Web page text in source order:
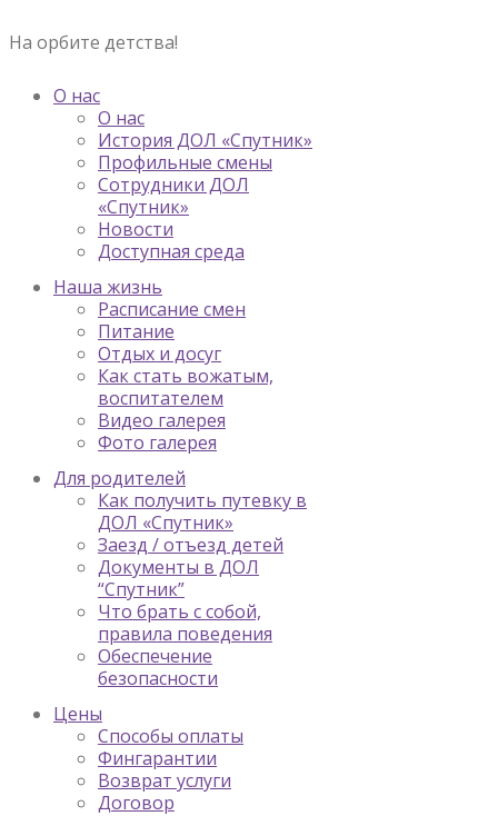
На орбите детства!
О нас
О нас
История ДОЛ «Спутник»
Профильные смены
Сотрудники ДОЛ
«Спутник»
Новости
Доступная среда
Наша жизнь
Расписание смен
Питание
Отдых и досуг
Как стать вожатым,
воспитателем
Видео галерея
Фото галерея
Для родителей
Как получить путевку в
ДОЛ «Спутник»
Заезд / отъезд детей
Документы в ДОЛ
“Спутник”
Что брать с собой,
правила поведения
Обеспечение
безопасности
Цены
Способы оплаты
Фингарантии
Возврат услуги
Договор